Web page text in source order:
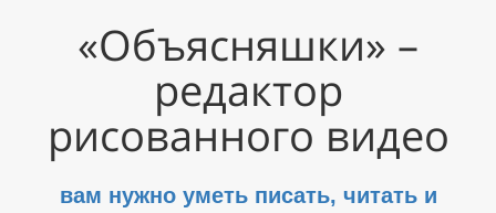
«Объясняшки» –
редактор
рисованного видео
вам нужно уметь писать, читать и